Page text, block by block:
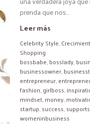
prenda que nos...
Leer más
Celebrity Style,
Shopping
bossbabe,bosslady,
businessowner,
entrepreneur,
fashion,girlboss,
mindset,money,
startup,success,
womeninbusiness